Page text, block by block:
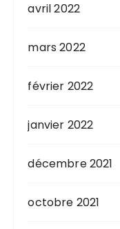
avril 2022
mars 2022
février 2022
janvier 2022
décembre 2021
octobre 2021